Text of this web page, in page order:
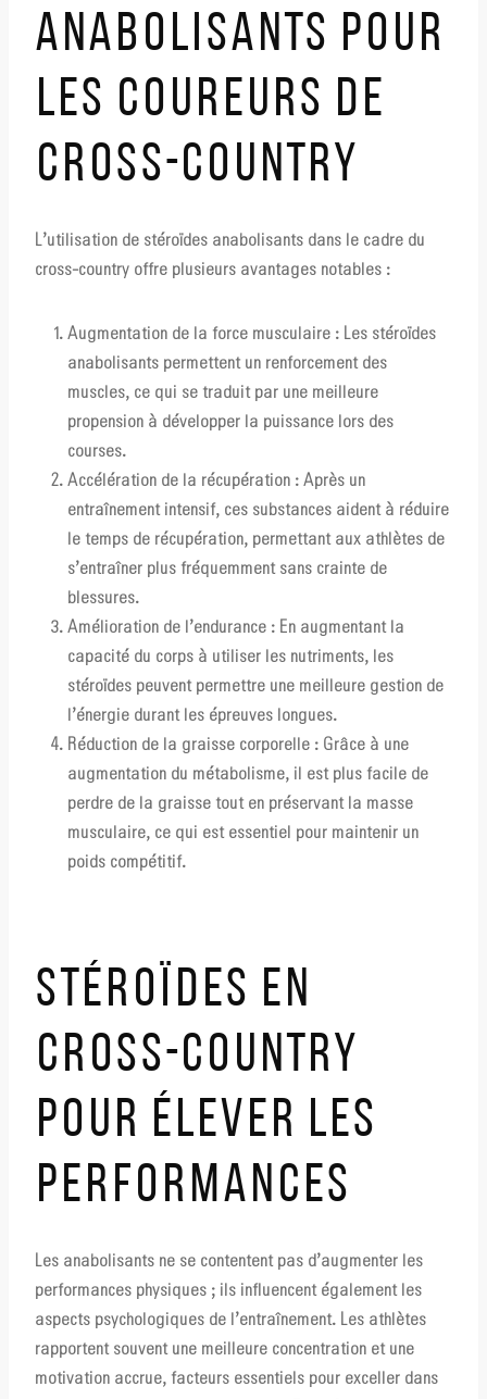
ANABOLISANTS POUR
LES COUREURS DE
CROSS-COUNTRY
L’utilisation de stéroïdes anabolisants dans le cadre du
cross-country offre plusieurs avantages notables :
Augmentation de la force musculaire : Les stéroïdes
anabolisants permettent un renforcement des
muscles, ce qui se traduit par une meilleure
propension à développer la puissance lors des
courses.
Accélération de la récupération : Après un
entraînement intensif, ces substances aident à réduire
le temps de récupération, permettant aux athlètes de
s’entraîner plus fréquemment sans crainte de
blessures.
Amélioration de l’endurance : En augmentant la
capacité du corps à utiliser les nutriments, les
stéroïdes peuvent permettre une meilleure gestion de
l’énergie durant les épreuves longues.
Réduction de la graisse corporelle : Grâce à une
augmentation du métabolisme, il est plus facile de
perdre de la graisse tout en préservant la masse
musculaire, ce qui est essentiel pour maintenir un
poids compétitif.
STÉROÏDES EN
CROSS-COUNTRY
POUR ÉLEVER LES
PERFORMANCES
Les anabolisants ne se contentent pas d’augmenter les
performances physiques ; ils influencent également les
aspects psychologiques de l’entraînement. Les athlètes
rapportent souvent une meilleure concentration et une
motivation accrue, facteurs essentiels pour exceller dans